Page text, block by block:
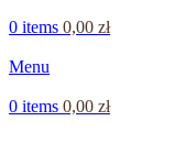
0 items 0,00 zł
Menu
0 items 0,00 zł